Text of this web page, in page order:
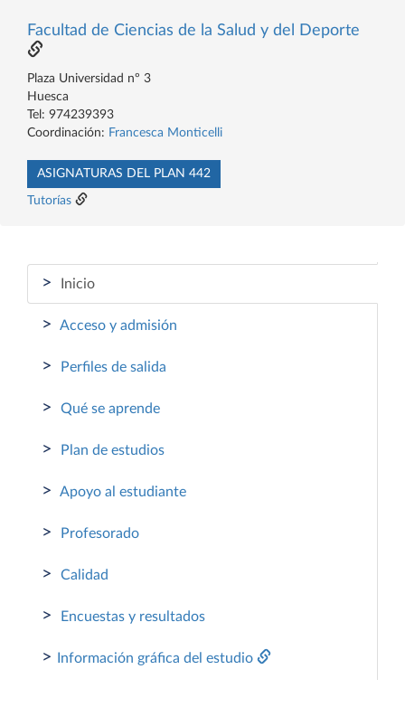
Facultad de Ciencias de la Salud y del Deporte
Plaza Universidad nº 3
Huesca
Tel: 974239393
Coordinación: Francesca Monticelli
ASIGNATURAS DEL PLAN 442
Tutorías
> Inicio
> Acceso y admisión
> Perfiles de salida
> Qué se aprende
> Plan de estudios
> Apoyo al estudiante
> Profesorado
> Calidad
> Encuestas y resultados
> Información gráfica del estudio